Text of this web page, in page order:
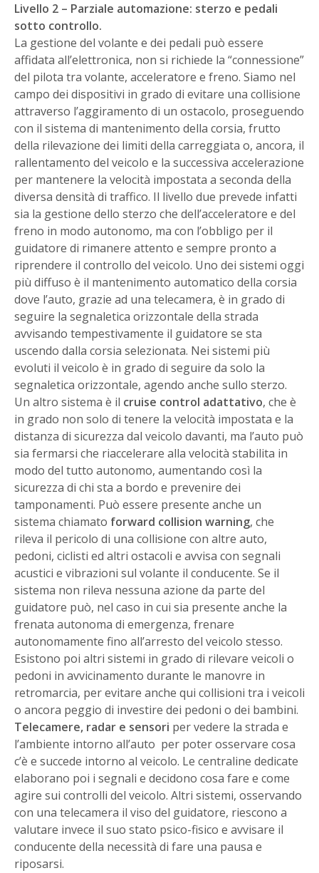
Livello 2 – Parziale automazione: sterzo e pedali
sotto controllo.
La gestione del volante e dei pedali può essere
affidata all’elettronica, non si richiede la “connessione”
del pilota tra volante, acceleratore e freno. Siamo nel
campo dei dispositivi in grado di evitare una collisione
attraverso l’aggiramento di un ostacolo, proseguendo
con il sistema di mantenimento della corsia, frutto
della rilevazione dei limiti della carreggiata o, ancora, il
rallentamento del veicolo e la successiva accelerazione
per mantenere la velocità impostata a seconda della
diversa densità di traffico. Il livello due prevede infatti
sia la gestione dello sterzo che dell’acceleratore e del
freno in modo autonomo, ma con l’obbligo per il
guidatore di rimanere attento e sempre pronto a
riprendere il controllo del veicolo. Uno dei sistemi oggi
più diffuso è il mantenimento automatico della corsia
dove l’auto, grazie ad una telecamera, è in grado di
seguire la segnaletica orizzontale della strada
avvisando tempestivamente il guidatore se sta
uscendo dalla corsia selezionata. Nei sistemi più
evoluti il veicolo è in grado di seguire da solo la
segnaletica orizzontale, agendo anche sullo sterzo.
Un altro sistema è il cruise control adattativo, che è
in grado non solo di tenere la velocità impostata e la
distanza di sicurezza dal veicolo davanti, ma l’auto può
sia fermarsi che riaccelerare alla velocità stabilita in
modo del tutto autonomo, aumentando così la
sicurezza di chi sta a bordo e prevenire dei
tamponamenti. Può essere presente anche un
sistema chiamato forward collision warning, che
rileva il pericolo di una collisione con altre auto,
pedoni, ciclisti ed altri ostacoli e avvisa con segnali
acustici e vibrazioni sul volante il conducente. Se il
sistema non rileva nessuna azione da parte del
guidatore può, nel caso in cui sia presente anche la
frenata autonoma di emergenza, frenare
autonomamente fino all’arresto del veicolo stesso.
Esistono poi altri sistemi in grado di rilevare veicoli o
pedoni in avvicinamento durante le manovre in
retromarcia, per evitare anche qui collisioni tra i veicoli
o ancora peggio di investire dei pedoni o dei bambini.
Telecamere, radar e sensori per vedere la strada e
l’ambiente intorno all’auto per poter osservare cosa
c’è e succede intorno al veicolo. Le centraline dedicate
elaborano poi i segnali e decidono cosa fare e come
agire sui controlli del veicolo. Altri sistemi, osservando
con una telecamera il viso del guidatore, riescono a
valutare invece il suo stato psico-fisico e avvisare il
conducente della necessità di fare una pausa e
riposarsi.